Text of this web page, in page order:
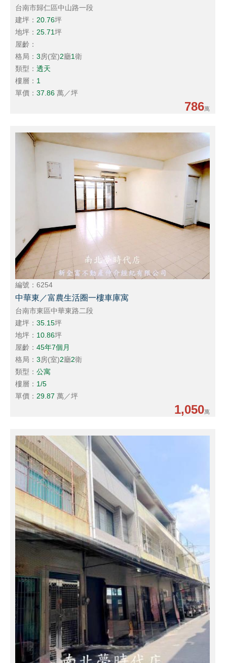
台南市歸仁區中山路一段
建坪：20.76坪
地坪：25.71坪
屋齡：
格局：3房(室)2廳1衛
類型：透天
樓層： 1
單價：37.86 萬／坪
786萬
編號：6254
中華東／富農生活圈一樓車庫寓
台南市東區中華東路二段
建坪：35.15坪
地坪： 10.86坪
屋齡：45年7個月
格局：3房(室)2廳2衛
類型：公寓
樓層： 1/5
單價： 29.87 萬／坪
1,050萬